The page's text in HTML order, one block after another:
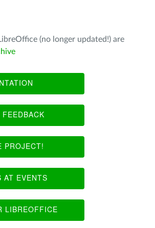
(no longer updated!) are
FEEDBACK
PROJECT!
AT EVENTS
LIBREOFFICE